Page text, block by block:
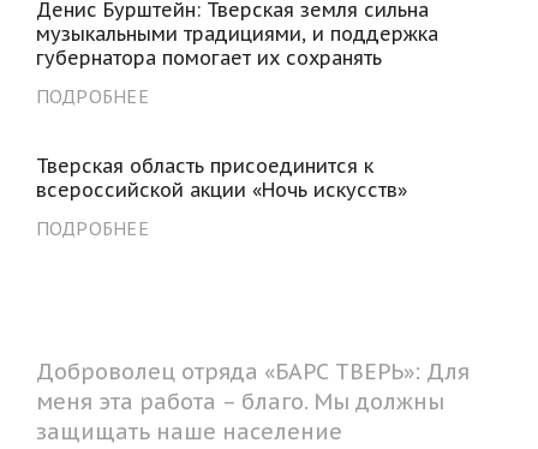
Денис Бурштейн: Тверская земля сильна
музыкальными традициями, и поддержка
губернатора помогает их сохранять
ПОДРОБНЕЕ
Тверская область присоединится к
всероссийской акции «Ночь искусств»
ПОДРОБНЕЕ
Доброволец отряда «БАРС ТВЕРЬ»: Для
меня эта работа – благо. Мы должны
защищать наше население